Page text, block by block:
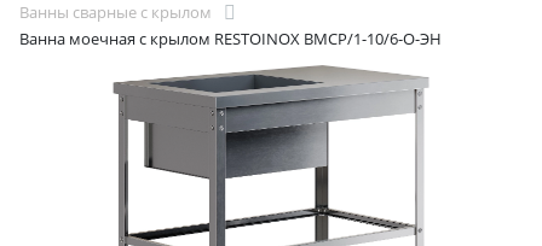
Ванны сварные с крылом
Ванна моечная с крылом RESTOINOX ВМСР/1-10/6-О-ЭН